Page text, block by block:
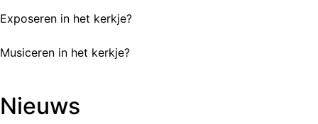
Exposeren in het kerkje?
Musiceren in het kerkje?
Nieuws